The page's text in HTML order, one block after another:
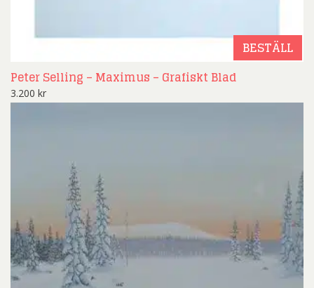
BESTÄLL
Peter Selling – Maximus – Grafiskt Blad
3.200 kr